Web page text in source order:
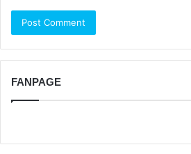
FANPAGE